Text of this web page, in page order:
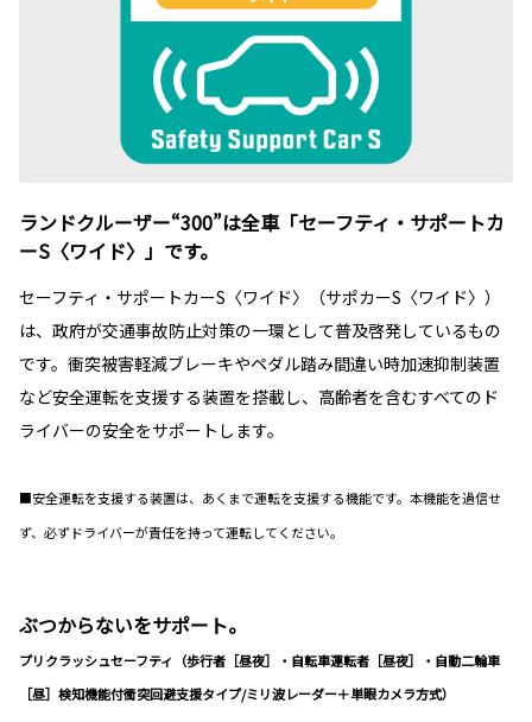
ランドクルーザー“300”は全車「セーフティ・サポートカ
ーS〈ワイド〉」です。
セーフティ・サポートカーS〈ワイド〉（サポカーS〈ワイド〉）
は、政府が交通事故防止対策の一環として普及啓発しているもの
です。衝突被害軽減ブレーキやペダル踏み間違い時加速抑制装置
など安全運転を支援する装置を搭載し、高齢者を含むすべてのド
ライバーの安全をサポートします。
■安全運転を支援する装置は、あくまで運転を支援する機能です。本機能を過信せ
ず、必ずドライバーが責任を持って運転してください。
ぶつからないをサポート。
プリクラッシュセーフティ（歩行者［昼夜］・自転車運転者［昼夜］・自動二輪車
［昼］検知機能付衝突回避支援タイプ/ミリ波レーダー＋単眼カメラ方式）